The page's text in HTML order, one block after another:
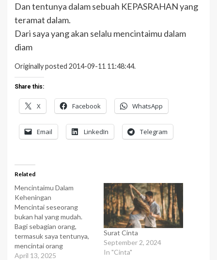
Dan tentunya dalam sebuah KEPASRAHAN yang
teramat dalam.
Dari saya yang akan selalu mencintaimu dalam
diam
Originally posted 2014-09-11 11:48:44.
Share this:
X Facebook WhatsApp
Email LinkedIn Telegram
Related
Mencintaimu Dalam
Keheningan
Mencintai seseorang
bukan hal yang mudah.
Bagi sebagian orang,
termasuk saya tentunya,
mencintai orang
merupakan proses yang
April 13, 2025
Surat Cinta
September 2, 2024
In "Cinta"